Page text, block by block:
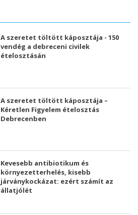
A szeretet töltött káposztája - 150
vendég a debreceni civilek
ételosztásán
A szeretet töltött káposztája –
Kéretlen Figyelem ételosztás
Debrecenben
Kevesebb antibiotikum és
környezetterhelés, kisebb
járványkockázat: ezért számít az
állatjólét